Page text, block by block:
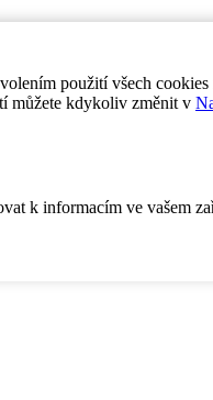
použití všech
můžete kdykoliv změnit v
k informacím ve vašem